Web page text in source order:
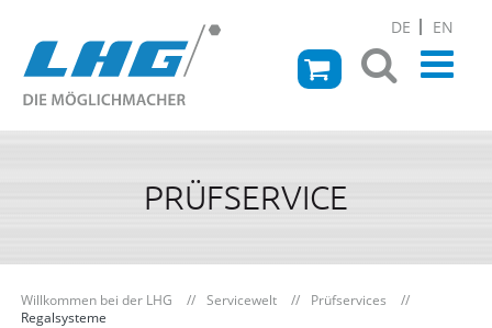
DE EN
PRÜFSERVICE
Willkommen bei der LHG Servicewelt
Prüfservices
Regalsysteme